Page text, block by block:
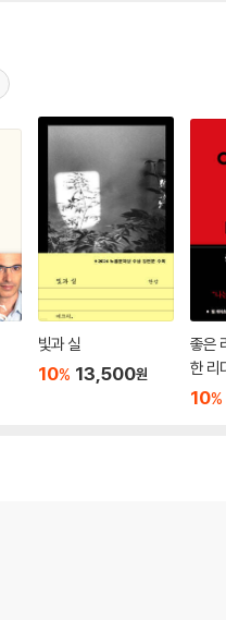
빛과 실
10% 13,500원
좋은
한 리
10%